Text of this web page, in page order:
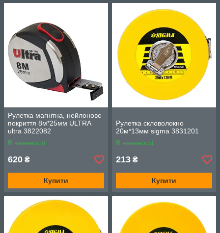
Рулетка магнітна, нейлонове
покриття 8м*25мм ULTRA
ultra 3822082
В наявності
620 ₴
Купити
Рулетка скловолокно
20м*13мм sigma 3831201
В наявності
213 ₴
Купити